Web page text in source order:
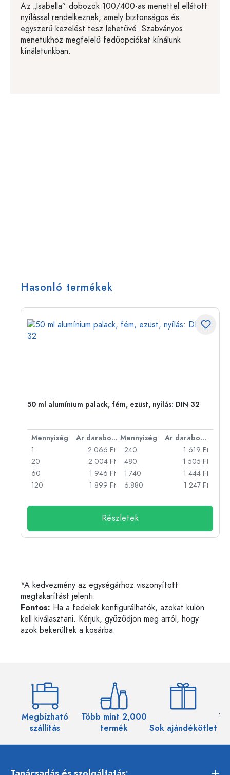
Az „Isabella” dobozok 100/400-as menettel ellátott
nyílással rendelkeznek, amely biztonságos és
egyszerű kezelést tesz lehetővé. Szabványos
menetükhöz megfelelő fedőopciókat kínálunk
kínálatunkban.
Hasonló termékek
50 ml alumínium palack, fém, ezüst, nyílás: DIN 32
Mennyiség Ár darabonként Mennyiség
Ár darabonként
1
2 066 Ft
20
2 004 Ft
60
1 946 Ft
120
1 899 Ft
240
1 619 Ft
480
1 505 Ft
1.740
1 444 Ft
6.880
1 247 Ft
Részletek
*A kedvezmény az egységárhoz viszonyított
megtakarítást jelenti.
Fontos: Ha a fedelek konfigurálhatók, azokat külön
kell kiválasztani. Kérjük, győződjön meg arról, hogy
azok bekerültek a kosárba.
Megbízható
szállítás
Több mint 2,000
termék
Sok ajándékötlet